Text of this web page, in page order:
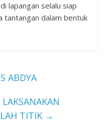
lapangan selalu siap
tantangan dalam bentuk
ABDYA
TITIK →